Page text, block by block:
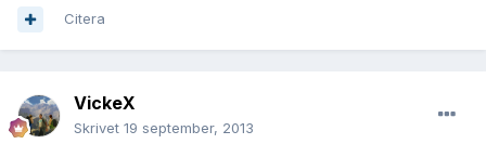
Citera
VickeX
Skrivet 19 september, 2013